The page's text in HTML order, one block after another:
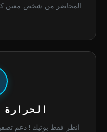
المحاضر من شخص معين
الحرارة
انظر فقط بوتيك ! دعم